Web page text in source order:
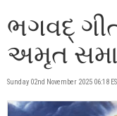
ભગવદ્
અમૃત
Sunday 02nd November 2025 06:18